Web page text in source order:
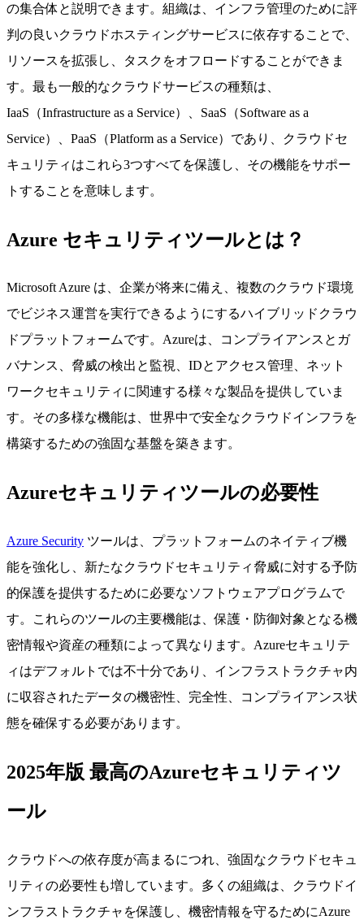
の集合体と説明できます。組織は、インフラ管理のために評
判の良いクラウドホスティングサービスに依存することで、
リソースを拡張し、タスクをオフロードすることができま
す。最も一般的なクラウドサービスの種類は、
IaaS（Infrastructure as a Service）、SaaS（Software as a
Service）、PaaS（Platform as a Service）であり、クラウドセ
キュリティはこれら3つすべてを保護し、その機能をサポー
トすることを意味します。
Azure セキュリティツールとは？
Microsoft Azure は、企業が将来に備え、複数のクラウド環境
でビジネス運営を実行できるようにするハイブリッドクラウ
ドプラットフォームです。Azureは、コンプライアンスとガ
バナンス、脅威の検出と監視、IDとアクセス管理、ネット
ワークセキュリティに関連する様々な製品を提供していま
す。その多様な機能は、世界中で安全なクラウドインフラを
構築するための強固な基盤を築きます。
Azureセキュリティツールの必要性
Azure Security ツールは、プラットフォームのネイティブ機
能を強化し、新たなクラウドセキュリティ脅威に対する予防
的保護を提供するために必要なソフトウェアプログラムで
す。これらのツールの主要機能は、保護・防御対象となる機
密情報や資産の種類によって異なります。Azureセキュリテ
ィはデフォルトでは不十分であり、インフラストラクチャ内
に収容されたデータの機密性、完全性、コンプライアンス状
態を確保する必要があります。
2025年版 最高のAzureセキュリティツ
ール
クラウドへの依存度が高まるにつれ、強固なクラウドセキュ
リティの必要性も増しています。多くの組織は、クラウドイ
ンフラストラクチャを保護し、機密情報を守るためにAzure